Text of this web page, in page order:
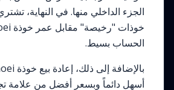
الجزء الداخلي منها. في النهاية،
الحساب بسيط.
أسهل دائماً وبسعر أفضل من علامة